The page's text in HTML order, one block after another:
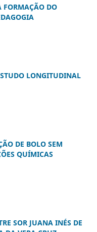
FORMAÇÃO DO
LONGITUDINAL
DE BOLO SEM
QUÍMICAS
SOR JUANA INÉS DE